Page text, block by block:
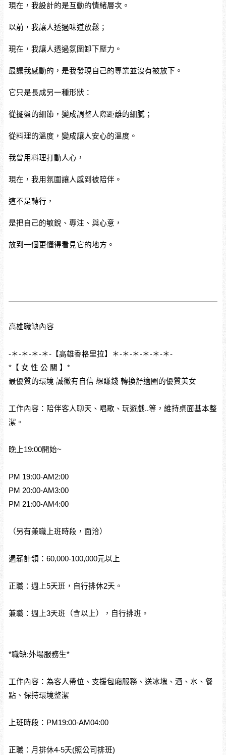
現在，我設計的是互動的情緒層次。
以前，我讓人透過味道放鬆；
現在，我讓人透過氛圍卸下壓力。
最讓我感動的，是我發現自己的專業並沒有被放下。
它只是長成另一種形狀：
從擺盤的細節，變成調整人際距離的細膩；
從料理的溫度，變成讓人安心的溫度。
我曾用料理打動人心，
現在，我用氛圍讓人感到被陪伴。
這不是轉行，
是把自己的敏銳、專注、與心意，
放到一個更懂得看見它的地方。
高雄職缺內容
-＊-＊-＊-＊-【高雄香格里拉】＊-＊-＊-＊-＊-＊-
*【 女 性 公 關 】*
最優質的環境 誠徵有自信 想賺錢 轉換舒適圈的優質美女
工作內容：陪伴客人聊天、唱歌、玩遊戲..等，維持桌面基本整
潔。
晚上19:00開始~
PM 19:00-AM2:00
PM 20:00-AM3:00
PM 21:00-AM4:00
（另有兼職上班時段，面洽）
週薪計領：60,000-100,000元以上
正職：週上5天班，自行排休2天。
兼職：週上3天班（含以上），自行排班。
*職缺:外場服務生*
工作內容：為客人帶位、支援包廂服務、送冰塊、酒、水、餐
點、保持環境整潔
上班時段：PM19:00-AM04:00
正職：月排休4-5天(照公司排班)